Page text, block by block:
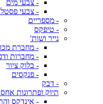
- צבעי מים
- צבעי פסטל
- מספריים
- טיפקס
נייר ושות'
- מחברת
- מחברות
- בלוק ציור
- פנקסים
- דבק
תיוק ופתרונות
- אינדקס